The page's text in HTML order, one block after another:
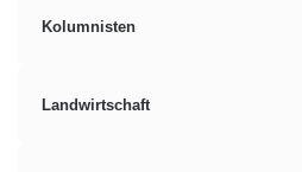
Kolumnisten
Landwirtschaft